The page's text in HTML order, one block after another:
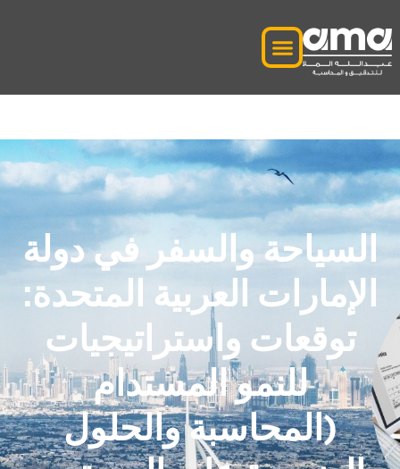
السياحة والسفر في دولة
الإمارات العربية المتحدة:
توقعات واستراتيجيات
للنمو المستدام
(المحاسبة والحلول